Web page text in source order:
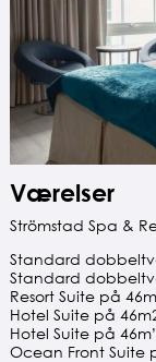
Værelser
Strömstad Spa &
Standard
Standard
Resort Suite på
Hotel Suite på
Hotel Suite på
Ocean Front Suite